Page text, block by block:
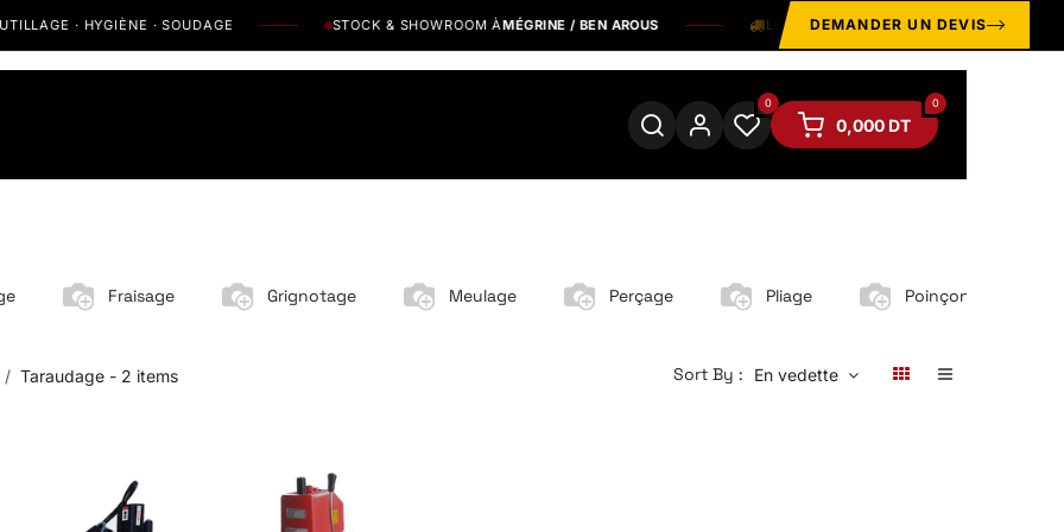
· HYGIÈNE · SOUDAGE STOCK & SHOWROOM ÀMÉGRINE / BEN AROUS LIVRAISON STANDARD OFFERTE SUR LE
DEMANDER UN DEVIS
0 0
0,000DT
Fraisage Grignotage Meulage Perçage Pliage Poinçonnage
Taraudage- 2 items Sort By : En vedette